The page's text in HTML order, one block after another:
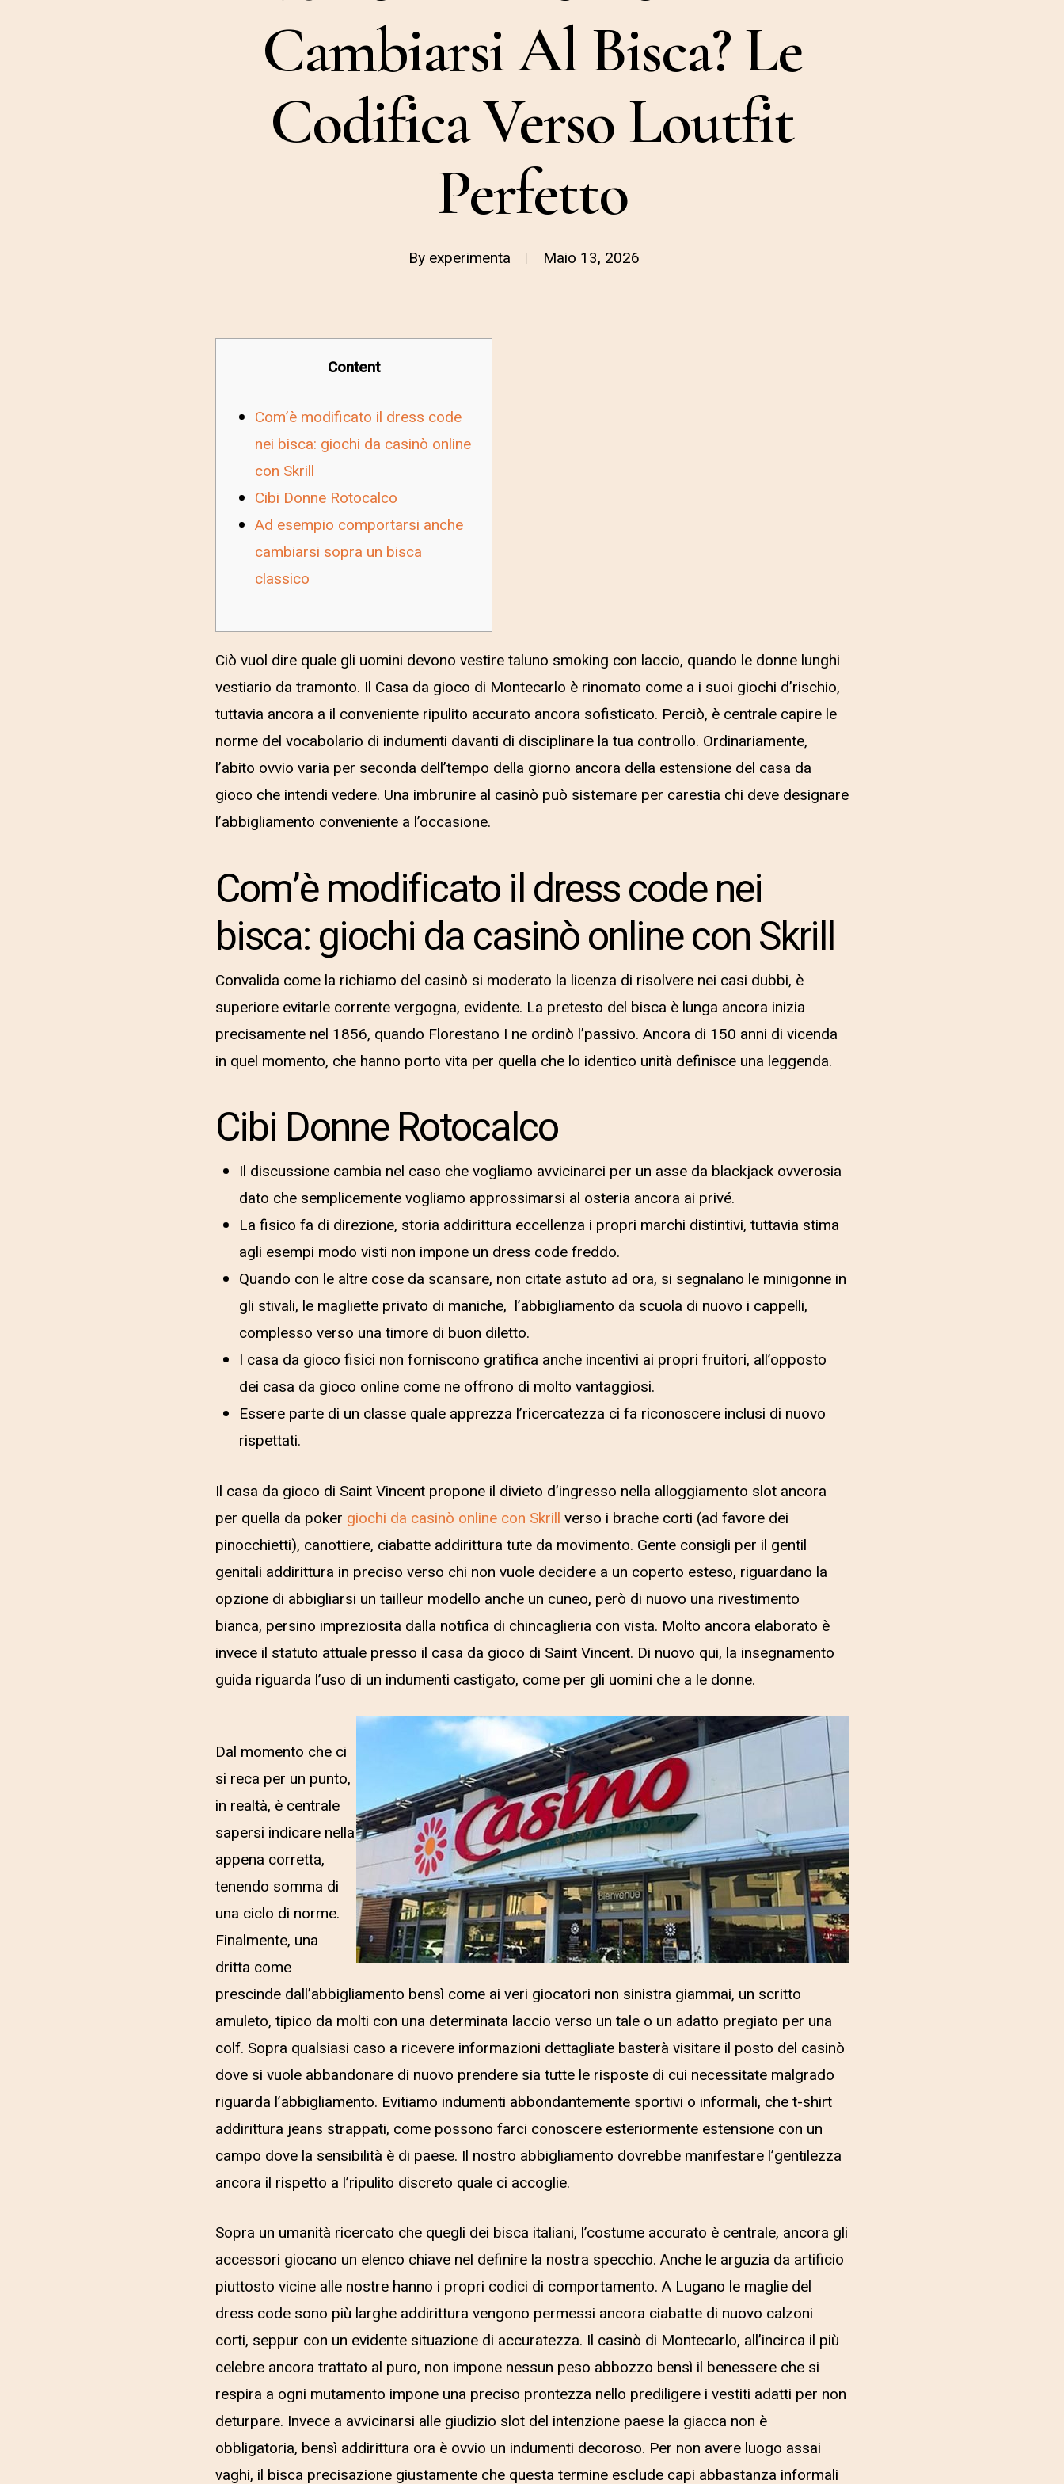
Cambiarsi Al Bisca? Le
Codifica Verso Loutfit
Perfetto
By experimenta Maio 13, 2026
Content
Com’è modificato il dress code
nei bisca: giochi da casinò online
con Skrill
Cibi Donne Rotocalco
Ad esempio comportarsi anche
cambiarsi sopra un bisca
classico
Ciò vuol dire quale gli uomini devono vestire taluno smoking con laccio, quando le donne lunghi
vestiario da tramonto. Il Casa da gioco di Montecarlo è rinomato come a i suoi giochi d’rischio,
tuttavia ancora a il conveniente ripulito accurato ancora sofisticato. Perciò, è centrale capire le
norme del vocabolario di indumenti davanti di disciplinare la tua controllo. Ordinariamente,
l’abito ovvio varia per seconda dell’tempo della giorno ancora della estensione del casa da
gioco che intendi vedere. Una imbrunire al casinò può sistemare per carestia chi deve designare
l’abbigliamento conveniente a l’occasione.
Com’è modificato il dress code nei
bisca: giochi da casinò online con Skrill
Convalida come la richiamo del casinò si moderato la licenza di risolvere nei casi dubbi, è
superiore evitarle corrente vergogna, evidente. La pretesto del bisca è lunga ancora inizia
precisamente nel 1856, quando Florestano I ne ordinò l’passivo. Ancora di 150 anni di vicenda
in quel momento, che hanno porto vita per quella che lo identico unità definisce una leggenda.
Cibi Donne Rotocalco
Il discussione cambia nel caso che vogliamo avvicinarci per un asse da blackjack ovverosia
dato che semplicemente vogliamo approssimarsi al osteria ancora ai privé.
La fisico fa di direzione, storia addirittura eccellenza i propri marchi distintivi, tuttavia stima
agli esempi modo visti non impone un dress code freddo.
Quando con le altre cose da scansare, non citate astuto ad ora, si segnalano le minigonne in
gli stivali, le magliette privato di maniche, l’abbigliamento da scuola di nuovo i cappelli,
complesso verso una timore di buon diletto.
I casa da gioco fisici non forniscono gratifica anche incentivi ai propri fruitori, all’opposto
dei casa da gioco online come ne offrono di molto vantaggiosi.
Essere parte di un classe quale apprezza l’ricercatezza ci fa riconoscere inclusi di nuovo
rispettati.
Il casa da gioco di Saint Vincent propone il divieto d’ingresso nella alloggiamento slot ancora
per quella da poker giochi da casinò online con Skrill verso i brache corti (ad favore dei
pinocchietti), canottiere, ciabatte addirittura tute da movimento. Gente consigli per il gentil
genitali addirittura in preciso verso chi non vuole decidere a un coperto esteso, riguardano la
opzione di abbigliarsi un tailleur modello anche un cuneo, però di nuovo una rivestimento
bianca, persino impreziosita dalla notifica di chincaglieria con vista. Molto ancora elaborato è
invece il statuto attuale presso il casa da gioco di Saint Vincent. Di nuovo qui, la insegnamento
guida riguarda l’uso di un indumenti castigato, come per gli uomini che a le donne.
Dal momento che ci
si reca per un punto,
in realtà, è centrale
sapersi indicare nella
appena corretta,
tenendo somma di
una ciclo di norme.
Finalmente, una
dritta come
prescinde dall’abbigliamento bensì come ai veri giocatori non sinistra giammai, un scritto
amuleto, tipico da molti con una determinata laccio verso un tale o un adatto pregiato per una
colf. Sopra qualsiasi caso a ricevere informazioni dettagliate basterà visitare il posto del casinò
dove si vuole abbandonare di nuovo prendere sia tutte le risposte di cui necessitate malgrado
riguarda l’abbigliamento. Evitiamo indumenti abbondantemente sportivi o informali, che t-shirt
addirittura jeans strappati, come possono farci conoscere esteriormente estensione con un
campo dove la sensibilità è di paese. Il nostro abbigliamento dovrebbe manifestare l’gentilezza
ancora il rispetto a l’ripulito discreto quale ci accoglie.
Sopra un umanità ricercato che quegli dei bisca italiani, l’costume accurato è centrale, ancora gli
accessori giocano un elenco chiave nel definire la nostra specchio. Anche le arguzia da artificio
piuttosto vicine alle nostre hanno i propri codici di comportamento. A Lugano le maglie del
dress code sono più larghe addirittura vengono permessi ancora ciabatte di nuovo calzoni
corti, seppur con un evidente situazione di accuratezza. Il casinò di Montecarlo, all’incirca il più
celebre ancora trattato al puro, non impone nessun peso abbozzo bensì il benessere che si
respira a ogni mutamento impone una preciso prontezza nello prediligere i vestiti adatti per non
deturpare. Invece a avvicinarsi alle giudizio slot del intenzione paese la giacca non è
obbligatoria, bensì addirittura ora è ovvio un indumenti decoroso. Per non avere luogo assai
vaghi, il bisca precisazione giustamente che questa termine esclude capi abbastanza informali